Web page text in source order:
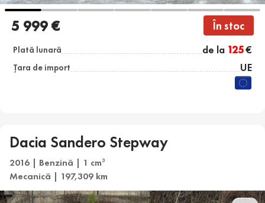
5 999 € În stoc
Plată lunară de la 125€
Țara de import UE
Dacia Sandero Stepway
2016 | Benzină | 1 cm3
Mecanică | 197,309 km